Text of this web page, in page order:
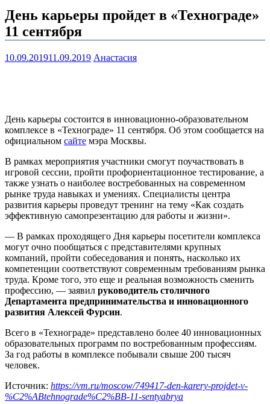
День карьеры пройдет в «Технограде»
11 сентября
10.09.201911.09.2019 Анастасия
День карьеры состоится в инновационно-образовательном
комплексе в «Технограде» 11 сентября. Об этом сообщается на
официальном сайте мэра Москвы.
В рамках мероприятия участники смогут поучаствовать в
игровой сессии, пройти профориентационное тестирование, а
также узнать о наиболее востребованных на современном
рынке труда навыках и умениях. Специалисты центра
развития карьеры проведут тренинг на тему «Как создать
эффективную самопрезентацию для работы и жизни».
— В рамках проходящего Дня карьеры посетители комплекса
могут очно пообщаться с представителями крупных
компаний, пройти собеседования и понять, насколько их
компетенции соответствуют современным требованиям рынка
труда. Кроме того, это еще и реальная возможность сменить
профессию, — заявил руководитель столичного
Департамента предпринимательства и инновационного
развития Алексей Фурсин.
Всего в «Технограде» представлено более 40 инновационных
образовательных программ по востребованным профессиям.
За год работы в комплексе побывали свыше 200 тысяч
человек.
Источник: https://vm.ru/moscow/749417-den-karery-projdet-v-
%C2%ABtehnograde%C2%BB-11-sentyabrya